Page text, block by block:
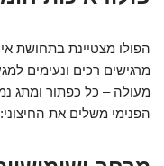
הפולו מצטיינת בתחושת
מרגישים רכים ונעימים
מעולה – כל כפתור ומתג
הפנימי משלים את החיצוני: